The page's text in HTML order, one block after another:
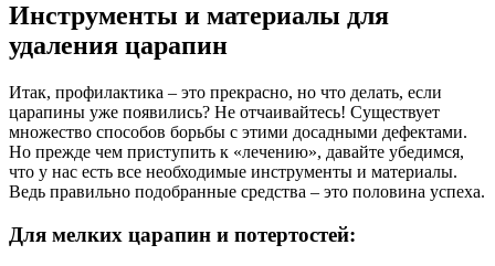
Инструменты и материалы для
удаления царапин
Итак, профилактика – это прекрасно, но что делать, если
царапины уже появились? Не отчаивайтесь! Существует
множество способов борьбы с этими досадными дефектами.
Но прежде чем приступить к «лечению», давайте убедимся,
что у нас есть все необходимые инструменты и материалы.
Ведь правильно подобранные средства – это половина успеха.
Для мелких царапин и потертостей: